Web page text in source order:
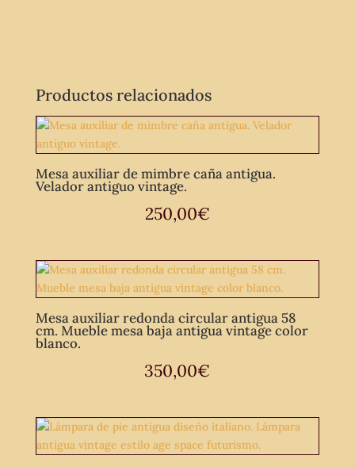
Productos relacionados
Mesa auxiliar de mimbre caña antigua.
Velador antiguo vintage.
250,00€
Mesa auxiliar redonda circular antigua 58
cm. Mueble mesa baja antigua vintage color
blanco.
350,00€